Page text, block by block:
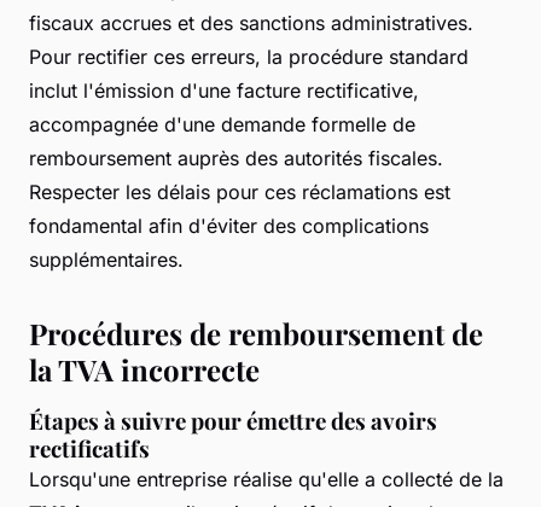
fiscaux accrues et des sanctions administratives.
Pour rectifier ces erreurs, la procédure standard
inclut l'émission d'une facture rectificative,
accompagnée d'une demande formelle de
remboursement auprès des autorités fiscales.
Respecter les délais pour ces réclamations est
fondamental afin d'éviter des complications
supplémentaires.
Procédures de remboursement de
la TVA incorrecte
Étapes à suivre pour émettre des avoirs
rectificatifs
Lorsqu'une entreprise réalise qu'elle a collecté de la